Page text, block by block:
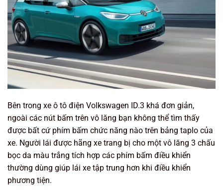
Bên trong xe ô tô điện Volkswagen ID.3 khá đơn giản,
ngoài các nút bấm trên vô lăng bạn không thể tìm thấy
được bất cứ phím bấm chức năng nào trên bảng taplo của
xe. Người lái được hãng xe trang bị cho một vô lăng 3 chấu
bọc da màu trắng tích hợp các phím bấm điều khiển
thường dùng giúp lái xe tập trung hơn khi điều khiển
phương tiện.